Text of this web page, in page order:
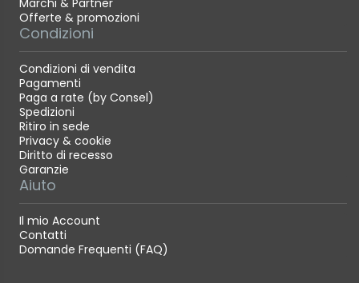
Marchi & Partner
Offerte & promozioni
Condizioni
Condizioni di vendita
Pagamenti
Paga a rate (by Consel)
Spedizioni
Ritiro in sede
Privacy & cookie
Diritto di recesso
Garanzie
Aiuto
Il mio Account
Contatti
Domande Frequenti (FAQ)